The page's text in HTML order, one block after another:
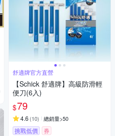
舒適牌官方直營
【Schick 舒適牌】高級防滑輕
便刀(6入)
$79
4.6 (10) 總銷量>50
挑戰低價 券